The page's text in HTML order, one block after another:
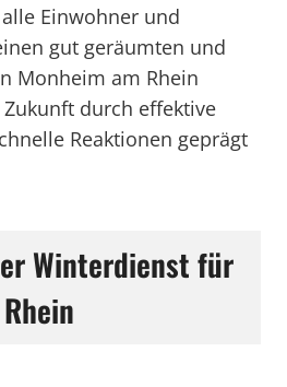
Einwohner und
gut geräumten und
Monheim am Rhein
durch effektive
Reaktionen geprägt
Winterdienst für